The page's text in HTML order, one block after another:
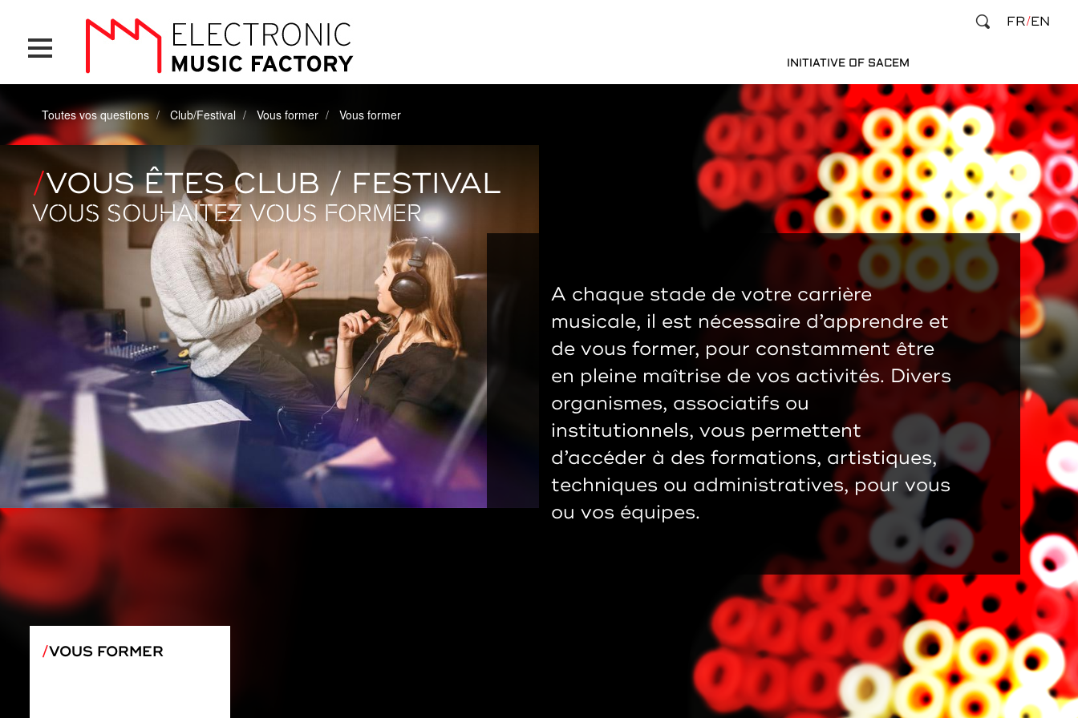
contenu
principal
INITIATIVE OF SACEM
FR EN
Toutes vos questions Club/Festival Vous former Vous former
VOUS ÊTES CLUB / FESTIVAL
VOUS SOUHAITEZ VOUS FORMER
A chaque stade de votre carrière
musicale, il est nécessaire d’apprendre et
de vous former, pour constamment être
en pleine maîtrise de vos activités. Divers
organismes, associatifs ou
institutionnels, vous permettent
d’accéder à des formations, artistiques,
techniques ou administratives, pour vous
ou vos équipes.
VOUS FORMER